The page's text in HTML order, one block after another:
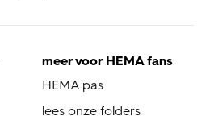
meer voor HEMA fans
HEMA pas
lees onze folders